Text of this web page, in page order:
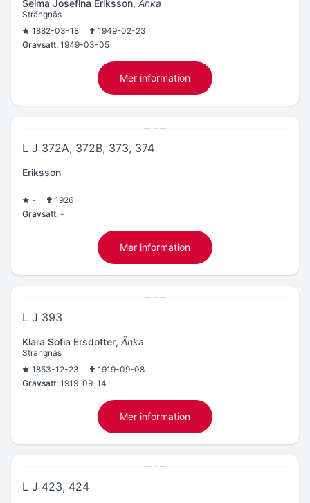
Selma Josefina Eriksson, Änka
Strängnäs
1882-03-18
1949-02-23
Gravsatt: 1949-03-05
Mer information
L J 372A, 372B, 373, 374
Eriksson
-
1926
Gravsatt: -
Mer information
L J 393
Klara Sofia Ersdotter, Änka
Strängnäs
1853-12-23
1919-09-08
Gravsatt: 1919-09-14
Mer information
L J 423, 424